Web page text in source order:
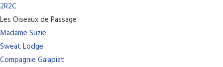
2R2C
Les Oiseaux de Passage
Madame Suzie
Sweat Lodge
Compagnie Galapiat